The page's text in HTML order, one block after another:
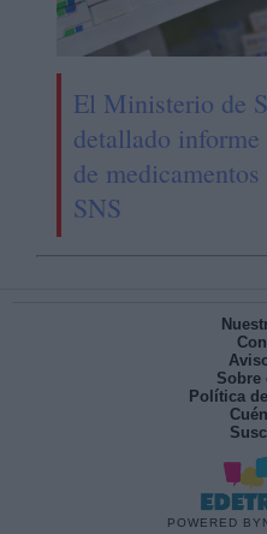
El Ministerio de
detallado
de
SNS
Sobre
Política
POWERED BY